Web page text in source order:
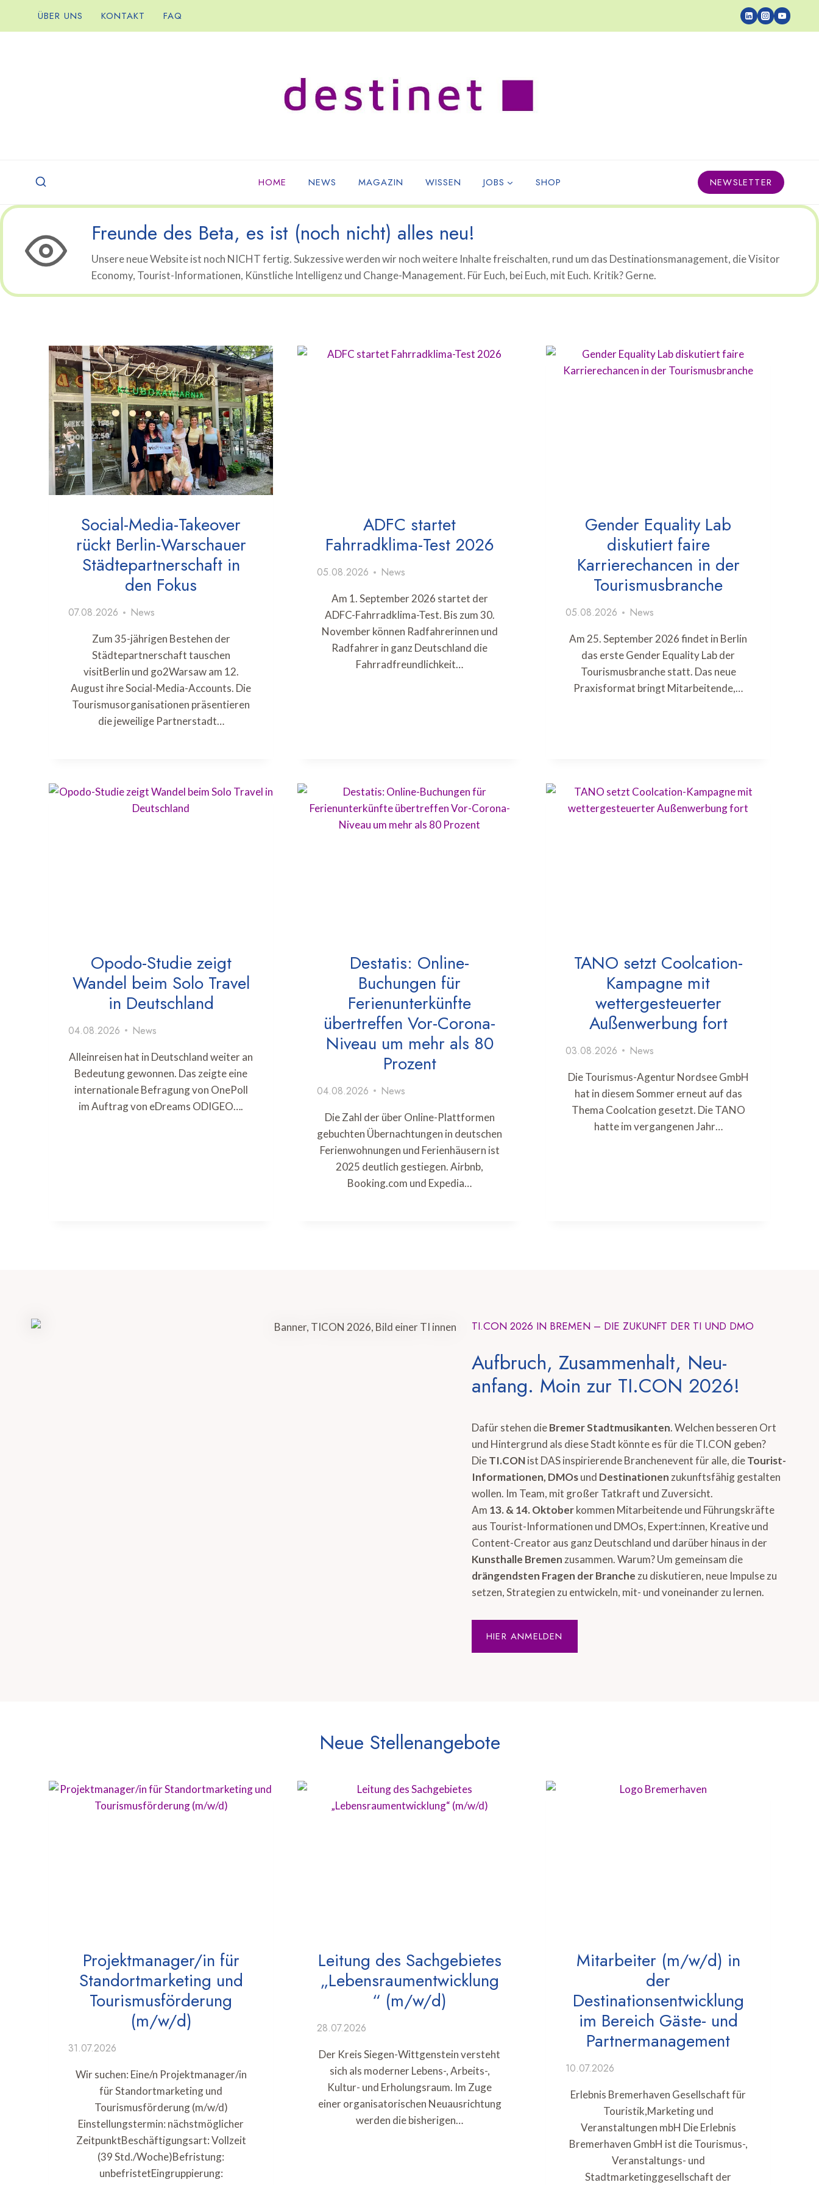
ÜBER UNS KONTAKT FAQ
HOME NEWS MAGAZIN WISSEN JOBS SHOP NEWSLETTER
Freunde des Beta, es ist (noch nicht) alles neu!
Unsere neue Website ist noch NICHT fertig. Sukzessive werden wir noch weitere Inhalte freischalten, rund um das Destinationsmanagement, die Visitor
Economy, Tourist-Informationen, Künstliche Intelligenz und Change-Management. Für Euch, bei Euch, mit Euch. Kritik? Gerne.
Social-Media-Takeover
rückt Berlin-Warschauer
Städtepartnerschaft in
den Fokus
07.08.2026 News
Zum 35-jährigen Bestehen der
Städtepartnerschaft tauschen
visitBerlin und go2Warsaw am 12.
August ihre Social-Media-Accounts. Die
Tourismusorganisationen präsentieren
die jeweilige Partnerstadt…
ADFC startet
Fahrradklima-Test 2026
05.08.2026 News
Am 1. September 2026 startet der
ADFC-Fahrradklima-Test. Bis zum 30.
November können Radfahrerinnen und
Radfahrer in ganz Deutschland die
Fahrradfreundlichkeit…
Gender Equality Lab
diskutiert faire
Karrierechancen in der
Tourismusbranche
05.08.2026 News
Am 25. September 2026 findet in Berlin
das erste Gender Equality Lab der
Tourismusbranche statt. Das neue
Praxisformat bringt Mitarbeitende,…
Opodo-Studie zeigt
Wandel beim Solo Travel
in Deutschland
04.08.2026 News
Alleinreisen hat in Deutschland weiter an
Bedeutung gewonnen. Das zeigte eine
internationale Befragung von OnePoll
im Auftrag von eDreams ODIGEO….
Destatis: Online-
Buchungen für
Ferienunterkünfte
übertreffen Vor-Corona-
Niveau um mehr als 80
Prozent
04.08.2026 News
Die Zahl der über Online-Plattformen
gebuchten Übernachtungen in deutschen
Ferienwohnungen und Ferienhäusern ist
2025 deutlich gestiegen. Airbnb,
Booking.com und Expedia…
TANO setzt Coolcation-
Kampagne mit
wettergesteuerter
Außenwerbung fort
03.08.2026 News
Die Tourismus-Agentur Nordsee GmbH
hat in diesem Sommer erneut auf das
Thema Coolcation gesetzt. Die TANO
hatte im vergangenen Jahr…
TI.CON 2026 IN BREMEN – DIE ZUKUNFT DER TI UND DMO
Aufbruch, Zusammenhalt, Neu-
anfang. Moin zur TI.CON 2026!
Dafür stehen dieBremer Stadtmusikanten. Welchen besseren Ort
und Hintergrund als diese Stadt könnte es für die TI.CON geben?
DieTI.CONist DAS inspirierende Branchenevent für alle, dieTourist-
Informationen, DMOsund Destinationen zukunftsfähig gestalten
wollen. Im Team, mit großer Tatkraft und Zuversicht.
Am 13. & 14. Oktoberkommen Mitarbeitende und Führungskräfte
aus Tourist-Informationen und DMOs, Expert:innen, Kreative und
Content-Creator aus ganz Deutschland und darüber hinaus in der
Kunsthalle Bremen zusammen. Warum? Um gemeinsam die
drängendsten Fragen der Branche zu diskutieren, neue Impulse zu
setzen, Strategien zu entwickeln, mit- und voneinander zu lernen.
HIER ANMELDEN
Neue Stellenangebote
Projektmanager/in für
Standortmarketing und
Tourismusförderung
(m/w/d)
31.07.2026
Wir suchen: Eine/n Projektmanager/in
für Standortmarketing und
Tourismusförderung (m/w/d)
Einstellungstermin: nächstmöglicher
ZeitpunktBeschäftigungsart: Vollzeit
(39 Std./Woche)Befristung:
unbefristetEingruppierung:
Leitung des Sachgebietes
„Lebensraumentwicklung
“ (m/w/d)
28.07.2026
Der Kreis Siegen-Wittgenstein versteht
sich als moderner Lebens-, Arbeits-,
Kultur- und Erholungsraum. Im Zuge
einer organisatorischen Neuausrichtung
werden die bisherigen…
Mitarbeiter (m/w/d) in
der
Destinationsentwicklung
im Bereich Gäste- und
Partnermanagement
10.07.2026
Erlebnis Bremerhaven Gesellschaft für
Touristik,Marketing und
Veranstaltungen mbH Die Erlebnis
Bremerhaven GmbH ist die Tourismus-,
Veranstaltungs- und
Stadtmarketinggesellschaft der